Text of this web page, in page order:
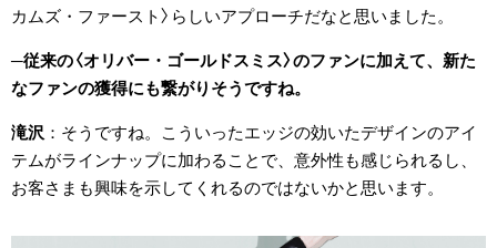
カムズ・ファースト〉らしいアプローチだなと思いました。
従来の〈オリバー・ゴールドスミス〉のファンに加えて、新た
なファンの獲得にも繋がりそうですね。
滝沢
そうですね。こういったエッジの効いたデザインのアイ
テムがラインナップに加わることで、意外性も感じられるし、
お客さまも興味を示してくれるのではないかと思います。